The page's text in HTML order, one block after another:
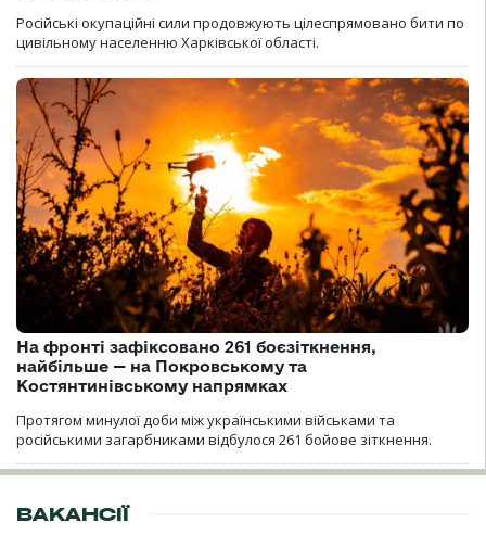
Російські окупаційні сили продовжують цілеспрямовано бити по
цивільному населенню Харківської області.
На фронті зафіксовано 261 боєзіткнення,
найбільше — на Покровському та
Костянтинівському напрямках
Протягом минулої доби між українськими військами та
російськими загарбниками відбулося 261 бойове зіткнення.
ВАКАНСІЇ